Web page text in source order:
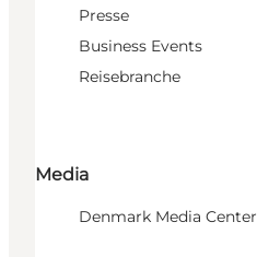
Presse
Business Events
Reisebranche
Media
Denmark Media Center